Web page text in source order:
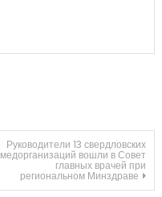
Руководители 13 свердловских
медорганизаций вошли в Совет
главных врачей при
региональном Минздраве